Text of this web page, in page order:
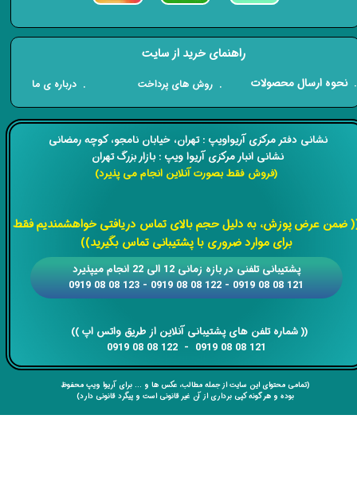
​​نشانی دفتر مرکزی آریواویپ : تهران، خیابان نامجو،کوچه رمضانی
نشانی انبار مرکزی آریوا ویپ : بازار بزرگ تهران
(فروش فقط بصورت آنلاین انجام می پذیرد)
ضمن عرض پوزش، به دلیل حجم بالای تماس دریافتی خواهشمندیم فقط
برای موارد ضروری با پشتیبانی تماس بگیرید))
​​​​​​​​​​​​​​(( ​​​​​​​شماره تلفن های پشتیبانی آنلاین از طریق واتس اپ ))
​​​​​​​121 08 08 0919 - 122 08 08 0919
​​پشتیبانی تلفنی در بازه زمانی 12 الی 22 انجام میپذیرد
121 08 08 0919 - 122 08 08 0919 - 123 08 08 0919
(تمامی محتوای این سایت از جمله مطالب، عکس ها و ... برای آریوا ویپ محفوظ
بوده و هر گونه کپی برداری از آن غیر قانونی است و پیگرد قانونی دارد)
راهنمای خرید از سایت
​. نحوه ارسال محصولات . روش های پرداخت . درباره ی ما